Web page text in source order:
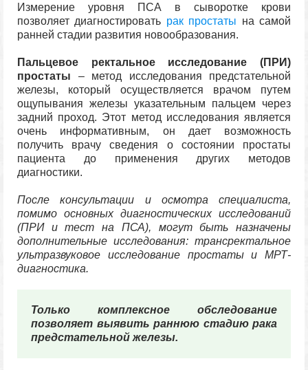
Измерение уровня ПСА в сыворотке крови
позволяет диагностировать рак простаты на самой
ранней стадии развития новообразования.
Пальцевое ректальное исследование (ПРИ)
простаты – метод исследования предстательной
железы, который осуществляется врачом путем
ощупывания железы указательным пальцем через
задний проход. Этот метод исследования является
очень информативным, он дает возможность
получить врачу сведения о состоянии простаты
пациента до применения других методов
диагностики.
После консультации и осмотра специалиста,
помимо основных диагностических исследований
(ПРИ и тест на ПСА), могут быть назначены
дополнительные исследования: трансректальное
ультразвуковое исследование простаты и МРТ-
диагностика.
Только комплексное обследование
позволяет выявить раннюю стадию рака
предстательной железы.